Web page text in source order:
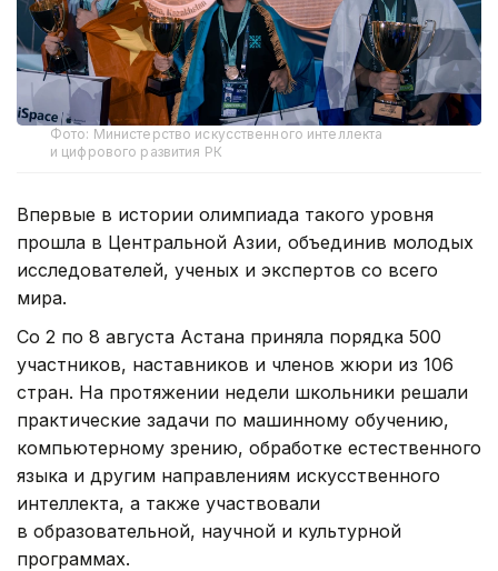
Фото: Министерство искусственного интеллекта
и цифрового развития РК
Впервые в истории олимпиада такого уровня
прошла в Центральной Азии, объединив молодых
исследователей, ученых и экспертов со всего
мира.
Со 2 по 8 августа Астана приняла порядка 500
участников, наставников и членов жюри из 106
стран. На протяжении недели школьники решали
практические задачи по машинному обучению,
компьютерному зрению, обработке естественного
языка и другим направлениям искусственного
интеллекта, а также участвовали
в образовательной, научной и культурной
программах.